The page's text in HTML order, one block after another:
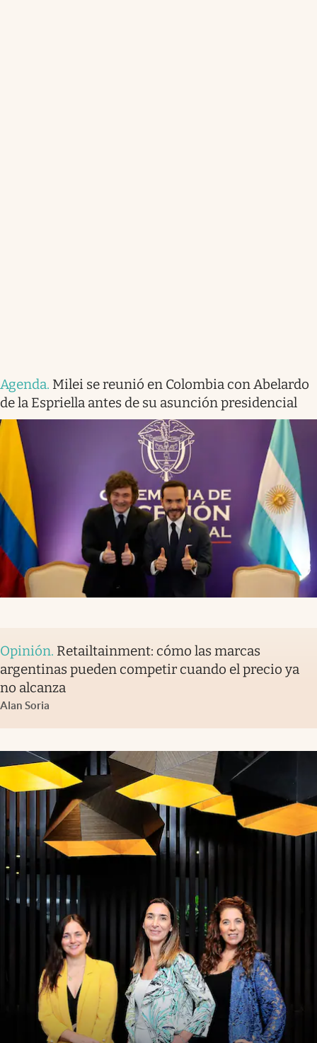
Agenda. Milei se reunió en Colombia con Abelardo
de la Espriella antes de su asunción presidencial
Opinión. Retailtainment: cómo las marcas
argentinas pueden competir cuando el precio ya
no alcanza
Alan Soria